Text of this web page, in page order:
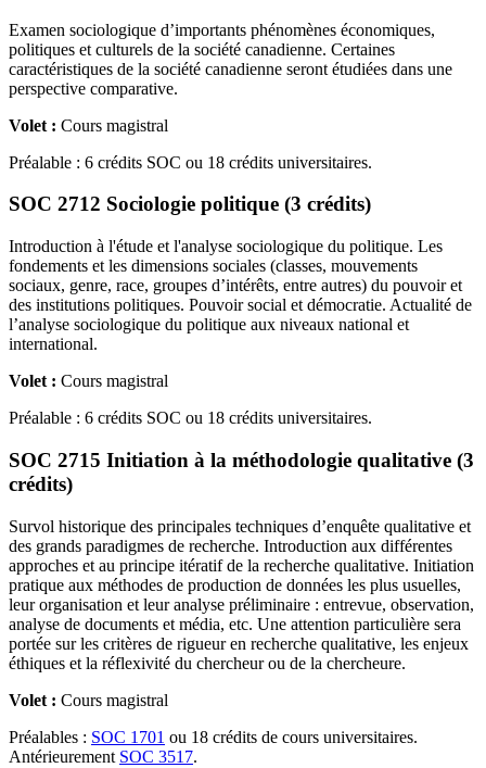
Examen sociologique d’importants phénomènes économiques,
politiques et culturels de la société canadienne. Certaines
caractéristiques de la société canadienne seront étudiées dans une
perspective comparative.
Volet : Cours magistral
Préalable : 6 crédits SOC ou 18 crédits universitaires.
SOC 2712 Sociologie politique (3 crédits)
Introduction à l'étude et l'analyse sociologique du politique. Les
fondements et les dimensions sociales (classes, mouvements
sociaux, genre, race, groupes d’intérêts, entre autres) du pouvoir et
des institutions politiques. Pouvoir social et démocratie. Actualité de
l’analyse sociologique du politique aux niveaux national et
international.
Volet : Cours magistral
Préalable : 6 crédits SOC ou 18 crédits universitaires.
SOC 2715 Initiation à la méthodologie qualitative (3
crédits)
Survol historique des principales techniques d’enquête qualitative et
des grands paradigmes de recherche. Introduction aux différentes
approches et au principe itératif de la recherche qualitative. Initiation
pratique aux méthodes de production de données les plus usuelles,
leur organisation et leur analyse préliminaire : entrevue, observation,
analyse de documents et média, etc. Une attention particulière sera
portée sur les critères de rigueur en recherche qualitative, les enjeux
éthiques et la réflexivité du chercheur ou de la chercheure.
Volet : Cours magistral
Préalables : SOC 1701 ou 18 crédits de cours universitaires.
Antérieurement SOC 3517.